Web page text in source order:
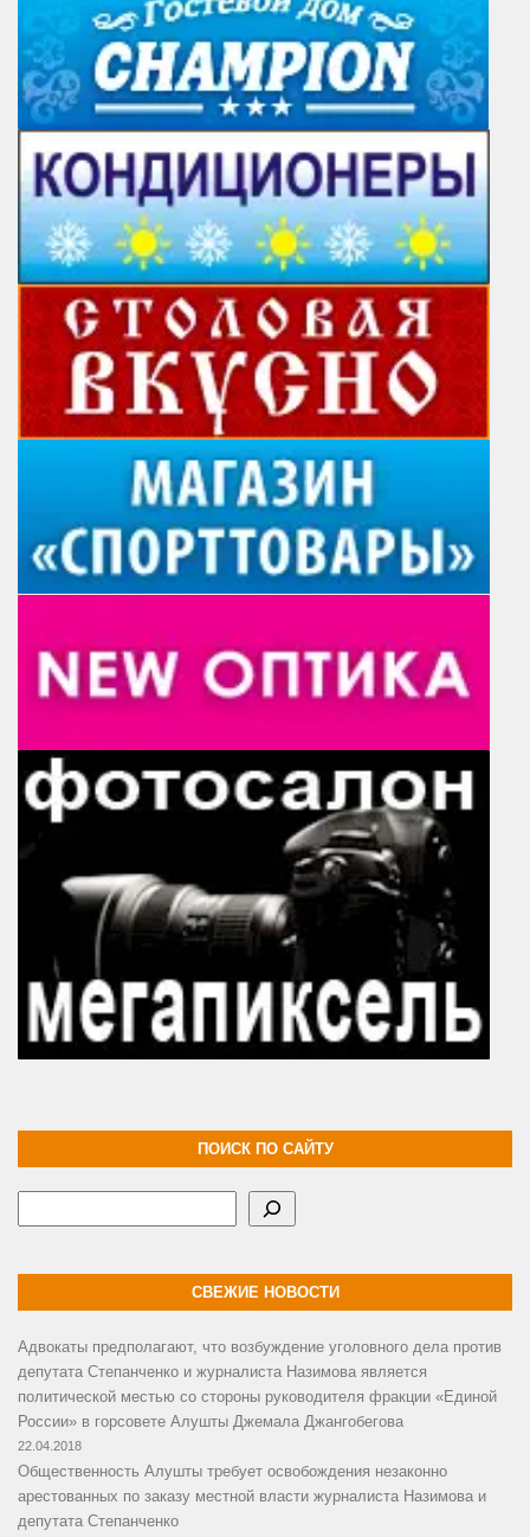
ПОИСК ПО САЙТУ
СВЕЖИЕ НОВОСТИ
Адвокаты предполагают, что возбуждение уголовного дела против
депутата Степанченко и журналиста Назимова является
политической местью со стороны руководителя фракции «Единой
России» в горсовете Алушты Джемала Джангобегова
22.04.2018
Общественность Алушты требует освобождения незаконно
арестованных по заказу местной власти журналиста Назимова и
депутата Степанченко